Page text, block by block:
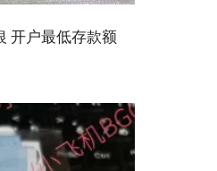
开户最低存款额